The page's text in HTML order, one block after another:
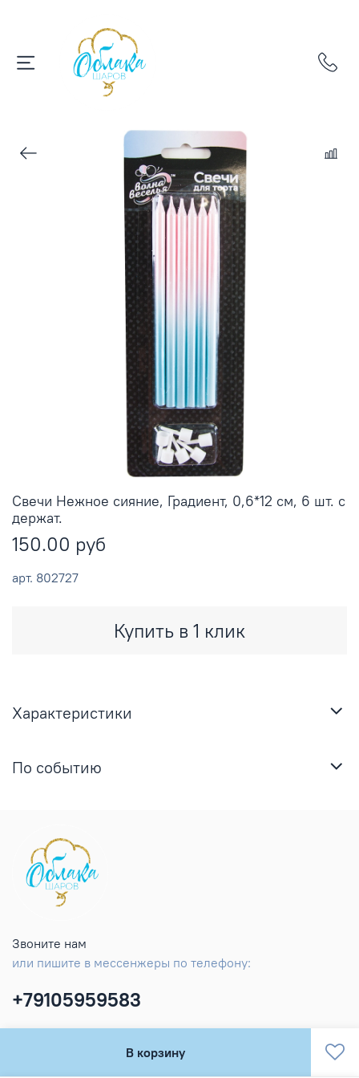
арт. 802727
Свечи Нежное сияние, Градиент, 0,6*12 см, 6 шт. с
держат.
150.00 руб
В корзину
Купить в 1 клик
Характеристики
По событию
Звоните нам
или пишите в мессенжеры по телефону:
+79105959583